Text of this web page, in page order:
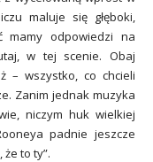
maluje się głęboki,
mamy odpowiedzi na
w tej scenie. Obaj
– wszystko, co chcieli
Zanim jednak muzyka
niczym huk wielkiej
padnie jeszcze
to ty”.